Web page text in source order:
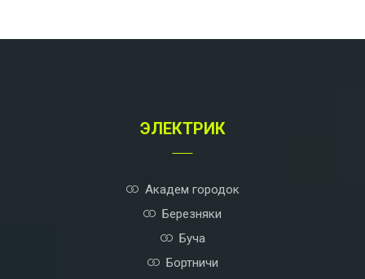
ЭЛЕКТРИК
Академ городок
Березняки
Буча
Бортничи